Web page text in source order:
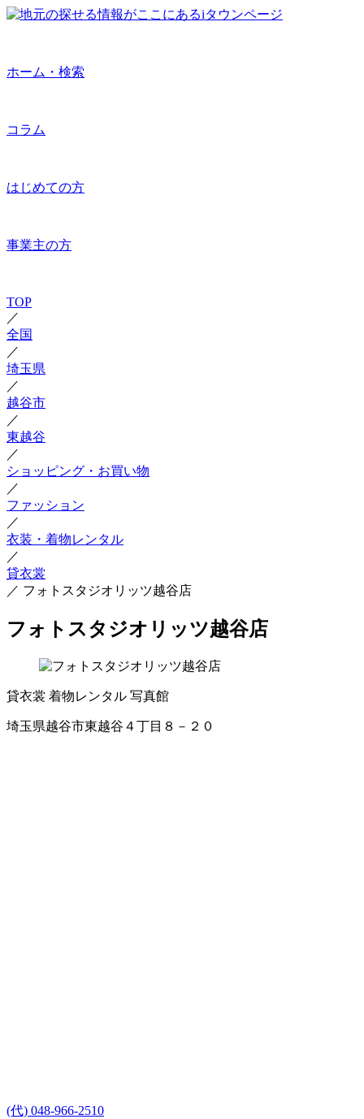
ホーム・検索
コラム
はじめての方
事業主の方
TOP
／
全国
／
埼玉県
／
越谷市
／
東越谷
／
ショッピング・お買い物
／
ファッション
／
衣装・着物レンタル
／
貸衣裳
／ フォトスタジオリッツ越谷店
フォトスタジオリッツ越谷店
貸衣裳 着物レンタル 写真館
埼玉県越谷市東越谷４丁目８－２０
(代) 048-966-2510